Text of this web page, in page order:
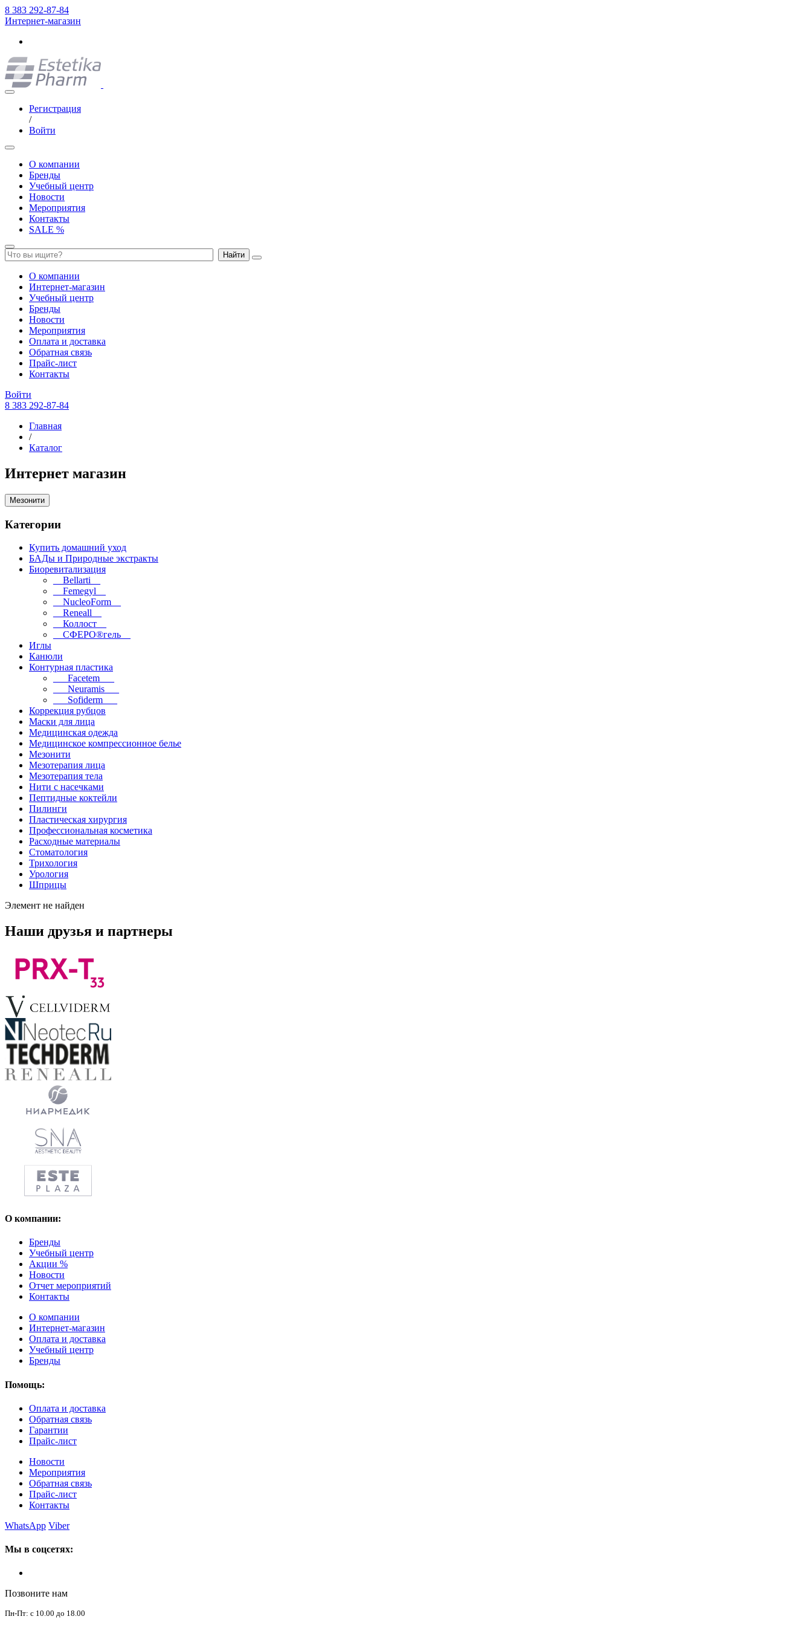
8 383 292-87-84
Интернет-магазин
Регистрация
/
Войти
О компании
Бренды
Учебный центр
Новости
Мероприятия
Контакты
SALE %
Найти
О компании
Интернет-магазин
Учебный центр
Бренды
Новости
Мероприятия
Оплата и доставка
Обратная связь
Прайс-лист
Контакты
Войти
8 383 292-87-84
Главная
/
Каталог
Интернет магазин
Мезонити
Категории
Купить домашний уход
БАДы и Природные экстракты
Биоревитализация
__Bellarti__
__Femegyl__
__NucleoForm__
__Reneall__
__Коллост__
__СФЕРО®гель__
Иглы
Канюли
Контурная пластика
___Facetem___
___Neuramis___
___Sofiderm___
Коррекция рубцов
Маски для лица
Медицинская одежда
Медицинское компрессионное белье
Мезонити
Мезотерапия лица
Мезотерапия тела
Нити с насечками
Пептидные коктейли
Пилинги
Пластическая хирургия
Профессиональная косметика
Расходные материалы
Стоматология
Трихология
Урология
Шприцы
Элемент не найден
Наши друзья и партнеры
О компании:
Бренды
Учебный центр
Акции %
Новости
Отчет мероприятий
Контакты
О компании
Интернет-магазин
Оплата и доставка
Учебный центр
Бренды
Помощь:
Оплата и доставка
Обратная связь
Гарантии
Прайс-лист
Новости
Мероприятия
Обратная связь
Прайс-лист
Контакты
WhatsApp Viber
Мы в соцсетях:
Позвоните нам
Пн-Пт: с 10.00 до 18.00